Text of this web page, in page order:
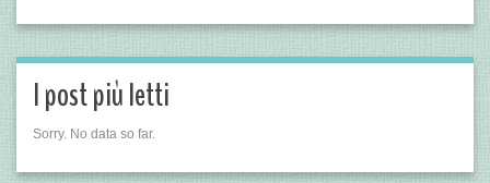
I post più letti
Sorry. No data so far.